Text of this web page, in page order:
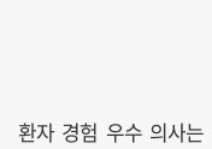
환자 경험 우수 의사